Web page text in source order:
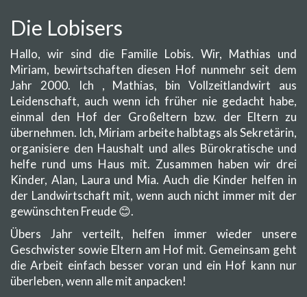
Die Lobisers
Hallo, wir sind die Familie Lobis. Wir, Mathias und
Miriam, bewirtschaften diesen Hof nunmehr seit dem
Jahr 2000. Ich , Mathias, bin Vollzeitlandwirt aus
Leidenschaft, auch wenn ich früher nie gedacht habe,
einmal den Hof der Großeltern bzw. der Eltern zu
übernehmen. Ich, Miriam arbeite halbtags als Sekretärin,
organisiere den Haushalt und alles Bürokratische und
helfe rund ums Haus mit. Zusammen haben wir drei
Kinder, Alan, Laura und Mia. Auch die Kinder helfen in
der Landwirtschaft mit, wenn auch nicht immer mit der
gewünschten Freude 😊.
Übers Jahr verteilt, helfen immer wieder unsere
Geschwister sowie Eltern am Hof mit. Gemeinsam geht
die Arbeit einfach besser voran und ein Hof kann nur
überleben, wenn alle mit anpacken!